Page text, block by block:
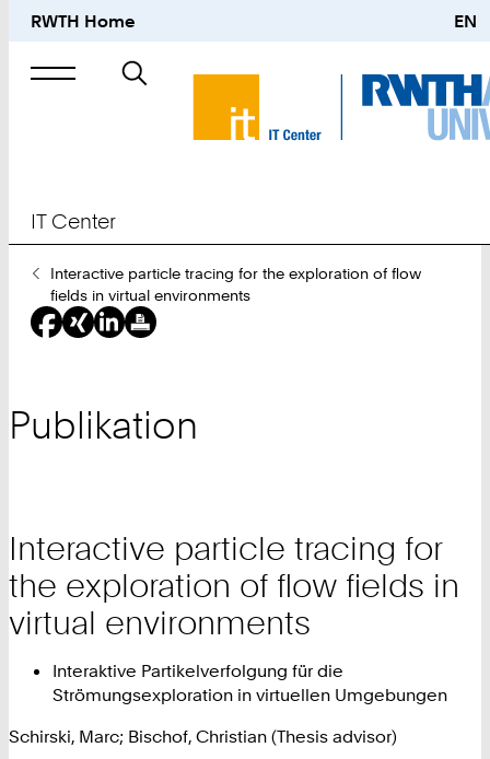
RWTH Home EN
Suche
nach
IT Center
Sie
sind
hier:
Interactive particle tracing for the exploration of flow
fields in virtual environments
Publikation
Interactive particle tracing for
the exploration of flow fields in
virtual environments
Interaktive Partikelverfolgung für die
Strömungsexploration in virtuellen Umgebungen
Schirski, Marc; Bischof, Christian (Thesis advisor)